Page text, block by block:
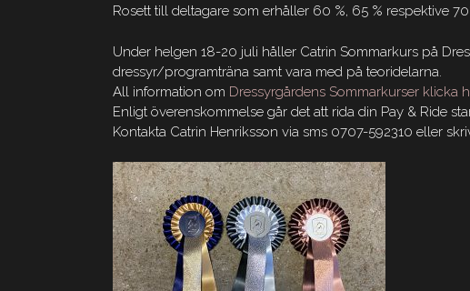
Rosett till deltagare som erhåller 60 %, 65 % respektive
Under helgen 18-20 juli håller Catrin Sommarkurs på
dressyr/programträna samt vara med på teoridelarna.
All information om Dressyrgårdens Sommarkurser klicka
Enligt överenskommelse går det att rida din Pay & Ride
Kontakta Catrin Henriksson via sms 0707-592310 eller